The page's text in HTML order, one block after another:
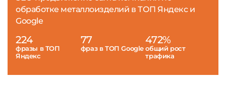
обработке металлоизделий в ТОП Яндекс и
Google
224
фразы в ТОП
Яндекс
77
фраз в ТОП Google
472%
общий рост
трафика